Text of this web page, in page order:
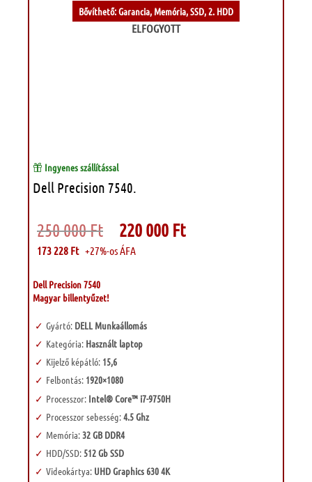
Bővíthető: Garancia, Memória, SSD, 2. HDD
ELFOGYOTT
Ingyenes szállítással
Dell Precision 7540.
250 000Ft Original
price
was:
250
220 000 Ft
173 228 Ft +27%-os ÁFA
Dell Precision 7540
Magyar billentyűzet!
Gyártó: DELL Munkaállomás
Kategória: Használt laptop
Kijelző képátló: 15,6
Felbontás: 1920×1080
Processzor:Intel® Core™ i7-9750H
Processzor sebesség:4.5 Ghz
Memória:32 GB DDR4
HDD/SSD:512 Gb SSD
Videokártya: UHD Graphics 630 4K